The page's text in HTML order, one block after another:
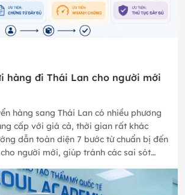
hàng đi Thái Lan cho người mới
hàng sang Thái Lan có nhiều phương
cấp với giá cả, thời gian rất khác
dẫn toàn diện 7 bước từ chuẩn bị đến
người mới, giúp tránh các sai sót